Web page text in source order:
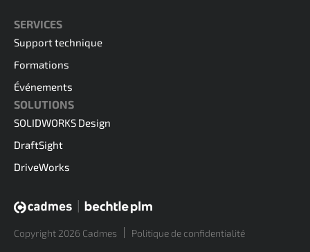
SERVICES
Support technique
Formations
Événements
SOLUTIONS
SOLIDWORKS Design
DraftSight
DriveWorks
Copyright 2026 Cadmes Politique de confidentialité